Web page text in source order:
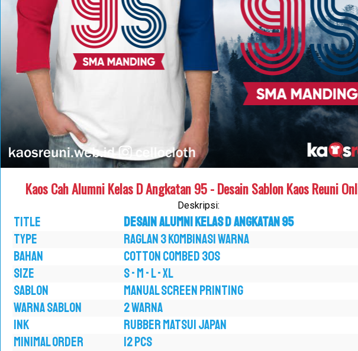
Kaos Cah Alumni Kelas D Angkatan 95 - Desain Sablon Kaos Reuni
Deskripsi:
TITLE
Desain Alumni Kelas D Angkatan 95
TYPE
RAGLAN 3 KOMBINASI WARNA
BAHAN
COTTON COMBED 30S
SIZE
S - M - L - XL
SABLON
MANUAL SCREEN PRINTING
WARNA SABLON
2 WARNA
INK
RUBBER MATSUI JAPAN
MINIMAL ORDER
12 PCS